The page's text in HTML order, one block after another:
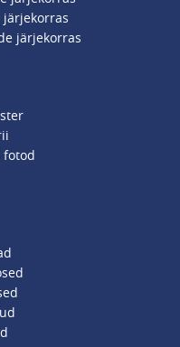
järjekorras
fotod